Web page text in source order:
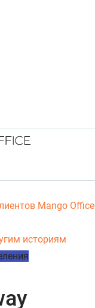
Mango Office
историям